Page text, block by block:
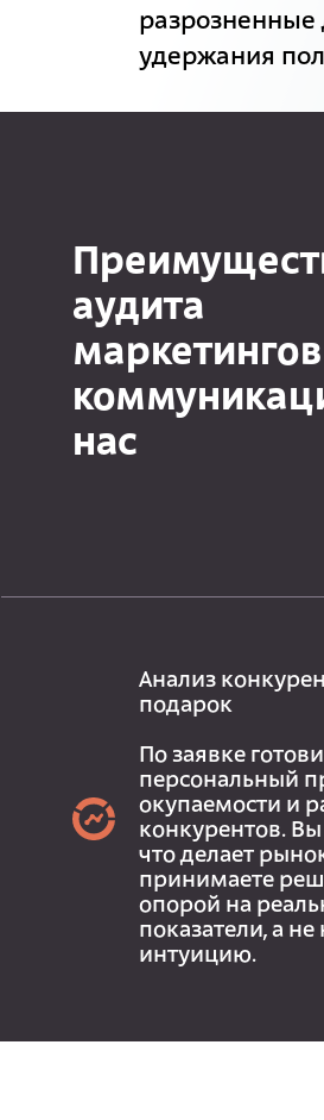
удержания
аудита
нас
Анализ
подарок
По заявке
персональный
окупаемости и
конкурентов.
что делает
принимаете
опорой на
показатели, а не
интуицию.